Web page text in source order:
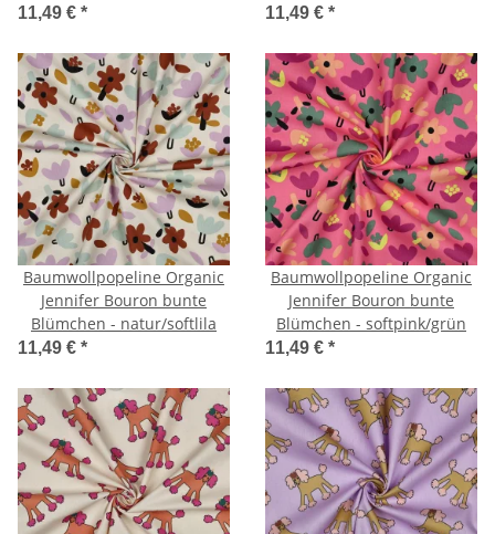
11,49 € * 11,49 € *
Baumwollpopeline Organic
Jennifer Bouron bunte
Blümchen - natur/softlila
11,49 € *
Baumwollpopeline Organic
Jennifer Bouron bunte
Blümchen - softpink/grün
11,49 € *